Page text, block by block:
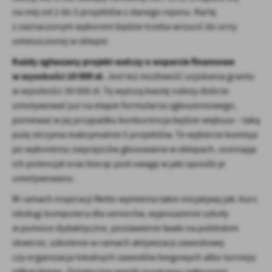
na niej od 2 do 5 projektów z danego rejonu. Kartę
z zaznaczonym wyborem będzie trzeba wrzucić do urny
umieszczonej w sklepie.
Każdy zgłaszany projekt walczy o wsparcie finansowe
w wysokości 10 000 zł. Jest też możliwość uzyskania grantu
w wysokości 30 000 zł. Tę wyższą kwotę należy dobrze
umotywować już na etapie formularza zgłoszeniowego,
ponieważ w jej przypadku konkurencja będzie większa – taką
pulę otrzyma maksymalnie 5 projektów. Te wybierze komisja
po wyłonieniu zwycięzców głosowania w sklepach, oceniając
ich potencjał oraz biorąc pod uwagę w jaki sposób je
umotywowano.
W ramach inspiracji Netto wymienia takie inicjatywy jak: kurs
obsługi komputera dla seniorów, wyposażenie szkoły
w pomoce dydaktyczne, postawienie ławki na pobliskim
skwerze, szkolenie w ramach aktywizacji zawodowej
czy organizacja lokalnych zawodów biegowych albo turnieju